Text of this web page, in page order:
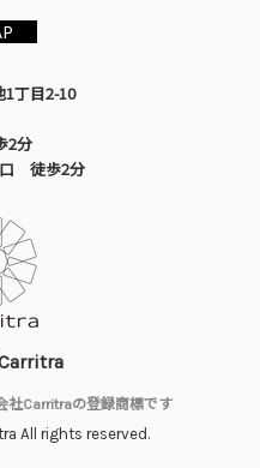
丁目2-10
2分
口 徒歩2分
社Carritraの登録商標です
All rights reserved.